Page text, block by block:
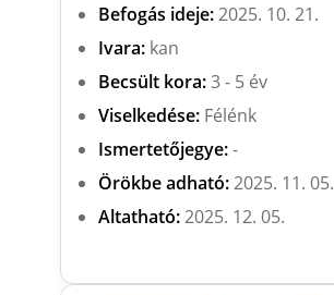
Befogás ideje:2025. 10. 21.
Ivara:kan
Becsült kora:3 - 5 év
Viselkedése:Félénk
Ismertetőjegye:-
Örökbe adható:2025. 11. 05.
Altatható:2025. 12. 05.